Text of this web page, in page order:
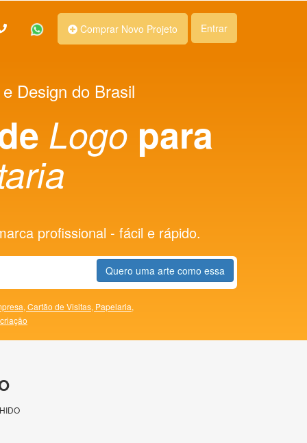
Comprar Novo Projeto Entrar
Design do Brasil
Logo para
profissional - fácil e rápido.
Quero uma arte como essa
Cartão de Visitas, Papelaria,